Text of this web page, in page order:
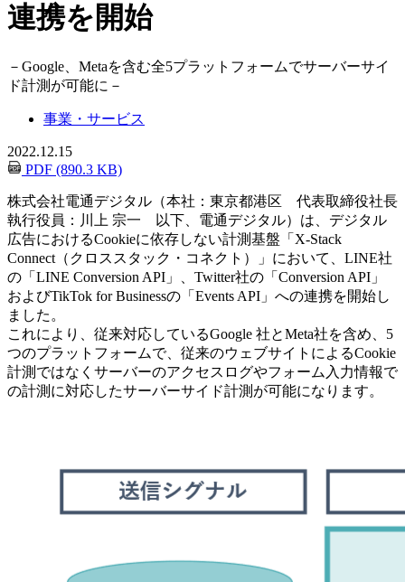
連携を開始
－ Google、Metaを含む全5プラットフォームでサーバーサイ
ド計測が可能に －
事業・サービス
2022.12.15
PDF (890.3 KB)
株式会社電通デジタル（本社：東京都港区 代表取締役社長
執行役員：川上 宗一 以下、電通デジタル）は、デジタル
広告におけるCookieに依存しない計測基盤「X-Stack
Connect（クロススタック・コネクト）」において、LINE社
の「LINE Conversion API」、Twitter社の「Conversion API」
およびTikTok for Businessの「Events API」への連携を開始し
ました。
これにより、従来対応しているGoogle 社とMeta社を含め、5
つのプラットフォームで、従来のウェブサイトによるCookie
計測ではなくサーバーのアクセスログやフォーム入力情報で
の計測に対応したサーバーサイド計測が可能になります。